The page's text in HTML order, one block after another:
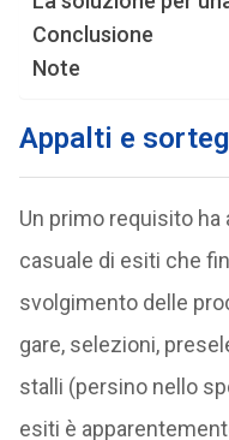
Conclusione
Note
Appalti e
Un primo requisito ha
casuale di esiti che
svolgimento delle
gare, selezioni,
stalli (persino nello
esiti è